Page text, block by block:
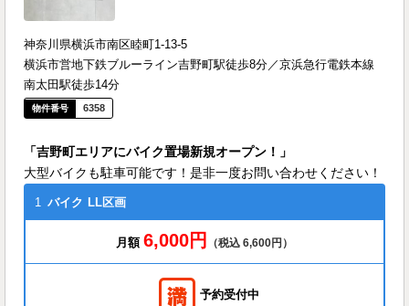
神奈川県横浜市南区睦町1-13-5
横浜市営地下鉄ブルーライン吉野町駅徒歩8分／京浜急行電鉄本線
南太田駅徒歩14分
6358
「吉野町エリアにバイク置場新規オープン！」
大型バイクも駐車可能です！是非一度お問い合わせください！
1 バイク LL区画
月額 6,000円 （税込 6,600円）
予約受付中